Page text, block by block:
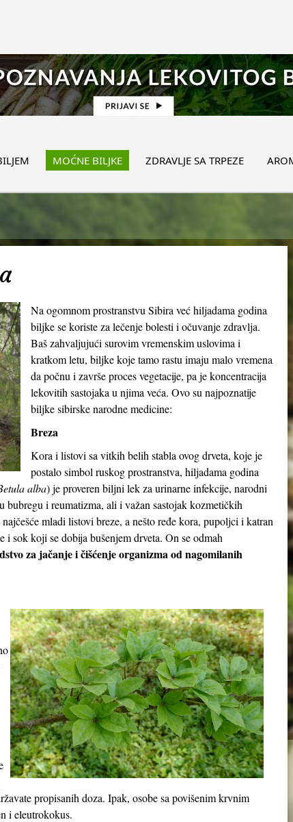
MOĆNE BILJKE ZDRAVLJE SA TRPEZE
Na ogomnom prostranstvu Sibira već hiljadama godina
biljke se koriste za lečenje bolesti i očuvanje zdravlja.
Baš zahvaljujući surovim vremenskim uslovima i
kratkom letu, biljke koje tamo rastu imaju malo vremena
da počnu i završe proces vegetacije, pa je koncentracija
lekovitih sastojaka u njima veća. Ovo su najpoznatije
biljke sibirske narodne medicine:
Breza
Kora i listovi sa vitkih belih stabla ovog drveta, koje je
postalo simbol ruskog prostranstva, hiljadama godina
alba) je proveren biljni lek za urinarne infekcije, narodni
i reumatizma, ali i važan sastojak kozmetičkih
mladi listovi breze, a nešto ređe kora, pupoljci i katran
sok koji se dobija bušenjem drveta. On se odmah
za jačanje i čišćenje organizma od nagomilanih
propisanih doza. Ipak, osobe sa povišenim krvnim
i eleutrokokus.